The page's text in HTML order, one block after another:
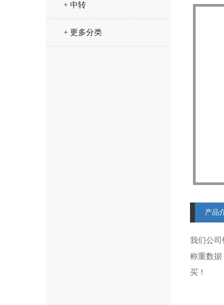
+ 中转
+ 更多分类
产品
我们公司
称重数据
买！